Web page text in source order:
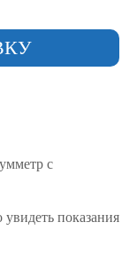
с
показания